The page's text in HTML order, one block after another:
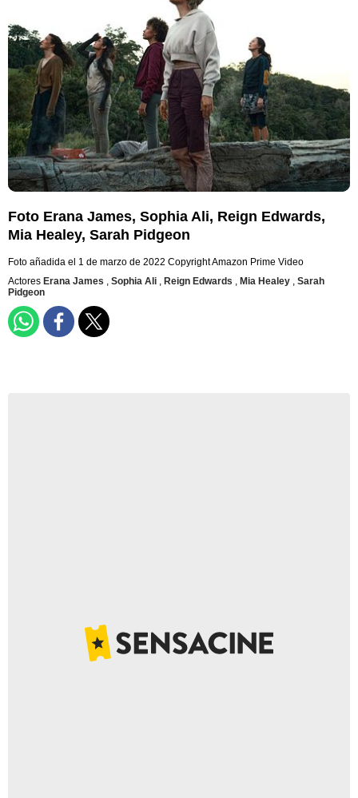
Foto Erana James, Sophia Ali, Reign Edwards,
Mia Healey, Sarah Pidgeon
Foto añadida el 1 de marzo de 2022 Copyright Amazon Prime Video
Actores Erana James , Sophia Ali , Reign Edwards , Mia Healey , Sarah
Pidgeon